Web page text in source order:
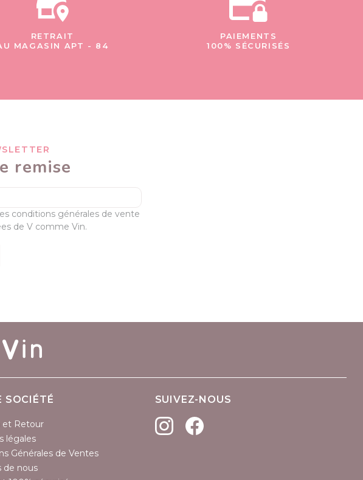
RETRAIT
MAGASIN APT - 84
PAIEMENTS
100% SÉCURISÉS
remise
conditions générales de vente
de V comme Vin.
SOCIÉTÉ
et Retour
légales
Générales de Ventes
de nous
SUIVEZ-NOUS